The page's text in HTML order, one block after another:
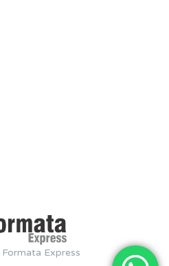
Formata Express